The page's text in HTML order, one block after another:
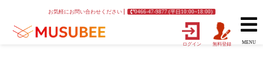
お気軽にお問い合わせください 0466-47-9877 (平日10:00~18:00)
ログイン 無料登録 MENU